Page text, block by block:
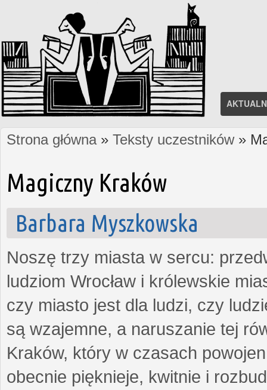
Jesteś tutaj
Strona główna» Teksty uczestników»
Magiczny Kraków
Barbara Myszkowska
Noszę trzy miasta w sercu:
ludziom Wrocław i królewskie
czy miasto jest dla ludzi, czy
są wzajemne, a naruszanie tej
Kraków, który w czasach
obecnie pięknieje, kwitnie i